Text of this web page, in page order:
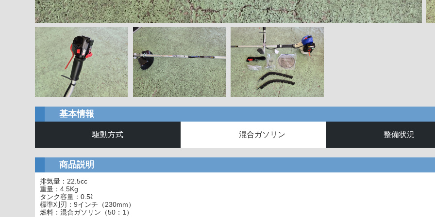
基本情報
駆動方式 混合ガソリン 整備状況
商品説明
排気量：22.5cc
重量：4.5Kg
タンク容量：0.5ℓ
標準刈刃：9インチ（230mm）
燃料：混合ガソリン（50：1）